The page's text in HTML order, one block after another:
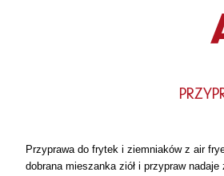
Przyprawa do frytek i ziemniaków z air
dobrana mieszanka ziół i przypraw